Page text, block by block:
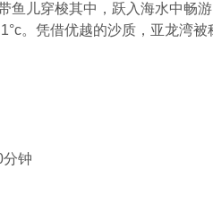
鱼儿穿梭其中，跃入海水中畅
。凭借优越的沙质，亚龙湾被
分钟